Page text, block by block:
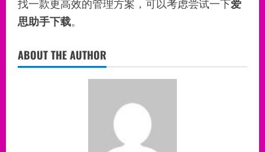
找一款更高效的管理方案，可以考虑尝试一下爱
思助手下载。
ABOUT THE AUTHOR